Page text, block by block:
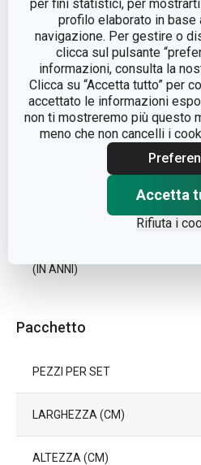
per fini statistici, per
profilo elaborato in base
navigazione. Per gestire o
clicca sul pulsante
informazioni, consulta la
Clicca su “Accetta tutto” per
accettato le informazioni
non ti mostreremo più questo
meno che non cancelli i
Accetta
Rifiuta i
LINEA DI PRODOTTO
MATERIALE
TIPO
LAVASTOVIGLIE
(IN ANNI)
Pacchetto
PEZZI PER SET
LARGHEZZA (CM)
ALTEZZA (CM)